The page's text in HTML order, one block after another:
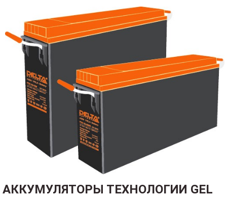
АККУМУЛЯТОРЫ ТЕХНОЛОГИИ GEL